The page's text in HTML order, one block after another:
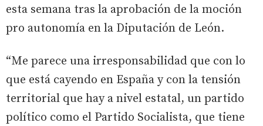
esta semana tras la aprobación de la moción
pro autonomía en la Diputación de León.
“Me parece una irresponsabilidad que con lo
que está cayendo en España y con la tensión
territorial que hay a nivel estatal, un partido
político como el Partido Socialista, que tiene